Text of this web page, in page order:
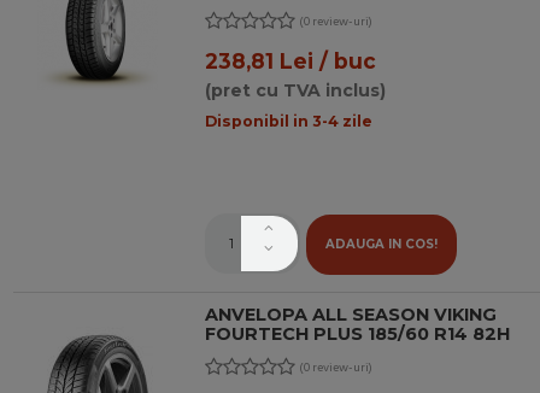
(0 review-uri)
238,81 Lei / buc
(pret cu TVA inclus)
Disponibil in 3-4 zile
ADAUGA IN COS!
ANVELOPA ALL SEASON VIKING
FOURTECH PLUS 185/60 R14 82H
(0 review-uri)